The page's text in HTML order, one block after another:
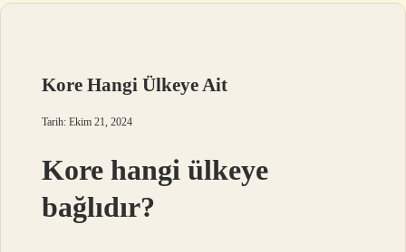
Kore Hangi Ülkeye Ait
Tarih: Ekim 21, 2024
Kore hangi ülkeye
bağlıdır?